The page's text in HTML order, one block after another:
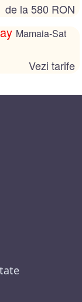
de la 580 RON
Mamaia-Sat
Vezi tarife